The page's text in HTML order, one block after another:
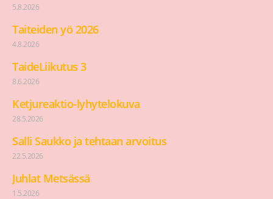
5.8.2026
Taiteiden yö 2026
4.8.2026
TaideLiikutus 3
8.6.2026
Ketjureaktio-lyhytelokuva
28.5.2026
Salli Saukko ja tehtaan arvoitus
22.5.2026
Juhlat Metsässä
1.5.2026